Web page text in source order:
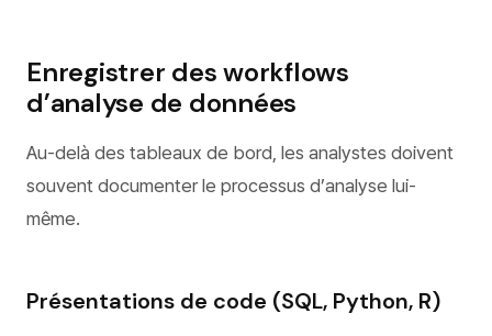
Enregistrer des workflows
d’analyse de données
Au-delà des tableaux de bord, les analystes doivent
souvent documenter le processus d’analyse lui-
même.
Présentations de code (SQL, Python, R)